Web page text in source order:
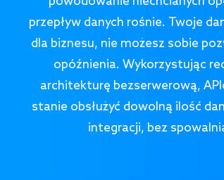
przepływ danych rośnie. Twoje
dla biznesu, nie możesz sobie
opóźnienia. Wykorzystując
architekturę bezserwerową,
stanie obsłużyć dowolną ilość
integracji, bez